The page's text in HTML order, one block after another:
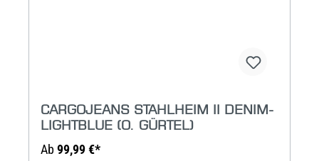
CARGOJEANS STAHLHEIM II DENIM-
LIGHTBLUE (O. GÜRTEL)
Ab 99,99 €*